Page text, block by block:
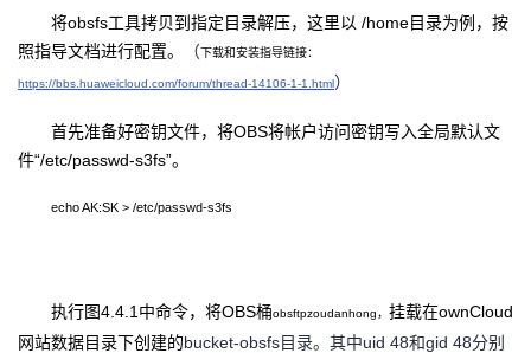
将obsfs工具拷贝到指定目录解压，这里以 /home目录为例，按
照指导文档进行配置。
（下载和安装指导链接：
https://bbs.huaweicloud.com/forum/thread-14106-1-1.html）
首先准备好密钥文件，将OBS将帐户访问密钥写入全局默认文
件“/etc/passwd-s3fs”。
echo AK:SK > /etc/passwd-s3fs
执行图4.4.1中命令，将OBS桶obsftpzoudanhong， 挂载在ownCloud
网站数据目录下创建的bucket-obsfs目录。其中uid 48和gid 48分别